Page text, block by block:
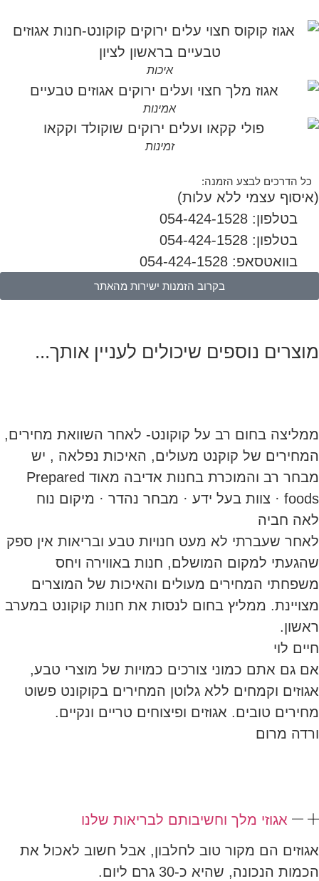
איכות
אמינות
זמינות
כל הדרכים לבצע הזמנה:
(איסוף עצמי ללא עלות)
בטלפון: 054-424-1528
בטלפון: 054-424-1528
בוואטסאפ: 054-424-1528
בקרוב הזמנות ישירות מהאתר
מוצרים נוספים שיכולים לעניין אותך...
ממליצה בחום רב על קוקונט- לאחר השוואת מחירים,
המחירים של קוקנט מעולים, האיכות נפלאה , יש
מבחר רב והמוכרת בחנות אדיבה מאוד Prepared
foods · צוות בעל ידע · מבחר נהדר · מיקום נוח
לאה חביה
לאחר שעברתי לא מעט חנויות טבע ובריאות אין ספק
שהגעתי למקום המושלם, חנות באווירה ויחס
משפחתי המחירים מעולים והאיכות של המוצרים
מצויינת. ממליץ בחום לנסות את חנות קוקונט במערב
ראשון.
חיים לוי
אם גם אתם כמוני צורכים כמויות של מוצרי טבע,
אגוזים וקמחים ללא גלוטן המחירים בקוקונט פשוט
מחירים טובים. אגוזים ופיצוחים טריים ונקיים.
ורדה מרום
אגוזי מלך וחשיבותם לבריאות שלנו
אגוזים הם מקור טוב לחלבון, אבל חשוב לאכול את
הכמות הנכונה, שהיא כ-30 גרם ליום.